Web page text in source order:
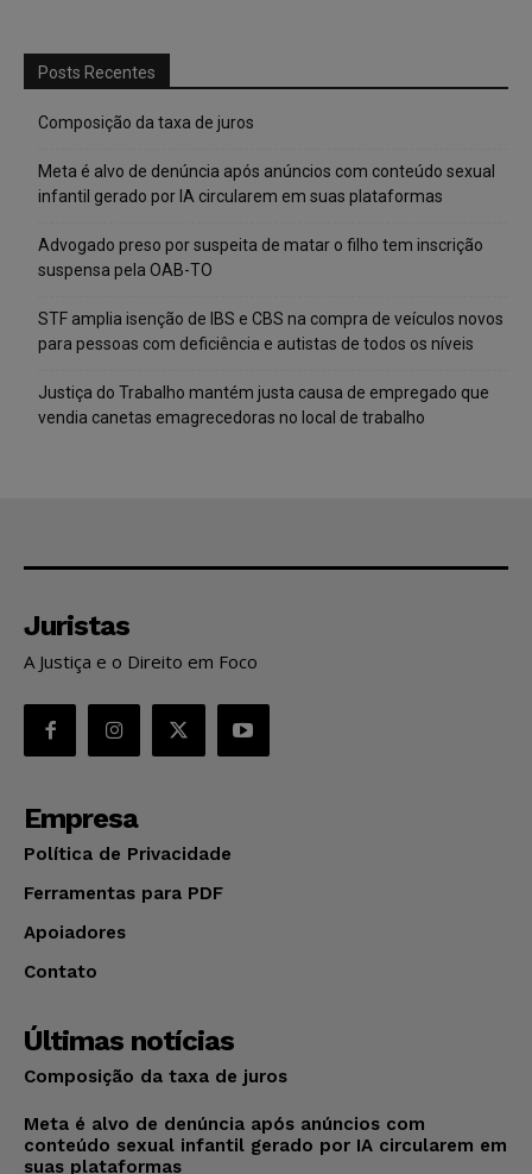
Posts Recentes
Composição da taxa de juros
Meta é alvo de denúncia após anúncios com conteúdo sexual
infantil gerado por IA circularem em suas plataformas
Advogado preso por suspeita de matar o filho tem inscrição
suspensa pela OAB-TO
STF amplia isenção de IBS e CBS na compra de veículos novos
para pessoas com deficiência e autistas de todos os níveis
Justiça do Trabalho mantém justa causa de empregado que
vendia canetas emagrecedoras no local de trabalho
Juristas
A Justiça e o Direito em Foco
Empresa
Política de Privacidade
Ferramentas para PDF
Apoiadores
Contato
Últimas notícias
Composição da taxa de juros
Meta é alvo de denúncia após anúncios com
conteúdo sexual infantil gerado por IA circularem em
suas plataformas